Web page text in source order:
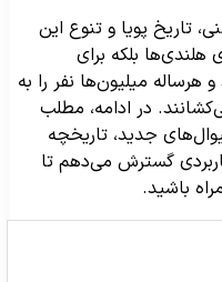
تاریخ پویا و تنوع این
بلکه برای
میلیون‌ها نفر را به
در ادامه، مطلب
جدید، تاریخچه
گسترش می‌دهم تا
باشید.